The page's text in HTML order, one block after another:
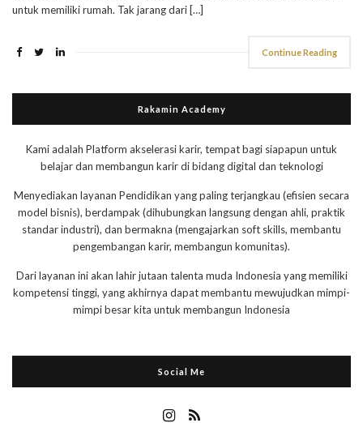
untuk memiliki rumah. Tak jarang dari […]
Continue Reading
Rakamin Academy
Kami adalah Platform akselerasi karir, tempat bagi siapapun untuk
belajar dan membangun karir di bidang digital dan teknologi
Menyediakan layanan Pendidikan yang paling terjangkau (efisien secara
model bisnis), berdampak (dihubungkan langsung dengan ahli, praktik
standar industri), dan bermakna (mengajarkan soft skills, membantu
pengembangan karir, membangun komunitas).
Dari layanan ini akan lahir jutaan talenta muda Indonesia yang memiliki
kompetensi tinggi, yang akhirnya dapat membantu mewujudkan mimpi-
mimpi besar kita untuk membangun Indonesia
Social Me